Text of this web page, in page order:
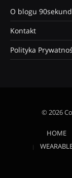
O blogu
Kontakt
Polityka
© 2026
HOME